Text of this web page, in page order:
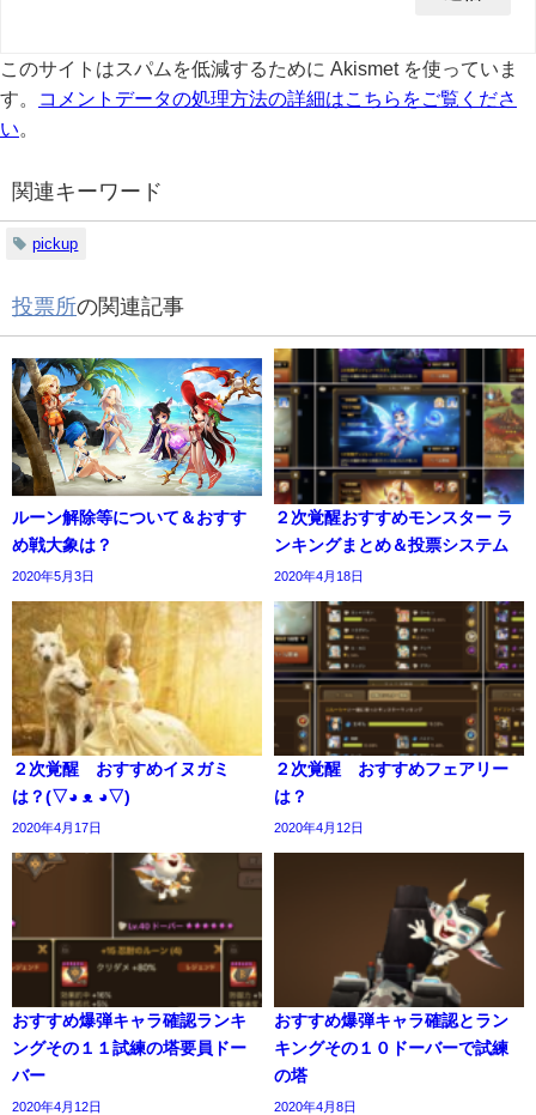
このサイトはスパムを低減するために Akismet を使っていま
す。
コメントデータの処理方法の詳細はこちらをご覧くださ
い
関連キーワード
pickup
投票所の関連記事
ルーン解除等について＆おすす
め戦大象は？
2020年5月3日
２次覚醒おすすめモンスター ラ
ンキングまとめ＆投票システム
2020年4月18日
２次覚醒 おすすめイヌガミ
は？(▽◕ ᴥ ◕▽)
2020年4月17日
２次覚醒 おすすめフェアリー
は？
2020年4月12日
おすすめ爆弾キャラ確認ランキ
ングその１１試練の塔要員ドー
バー
2020年4月12日
おすすめ爆弾キャラ確認とラン
キングその１０ドーバーで試練
の塔
2020年4月8日